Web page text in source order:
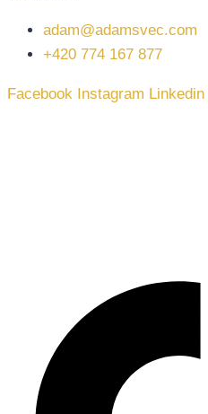
adam@adamsvec.com
+420 774 167 877
Facebook Instagram Linkedin